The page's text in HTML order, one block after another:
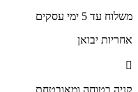
שקופה
קליר
משלוח עד 5 ימי עסקים
אחריות יבואן
קניה בטוחה ומאובטחת